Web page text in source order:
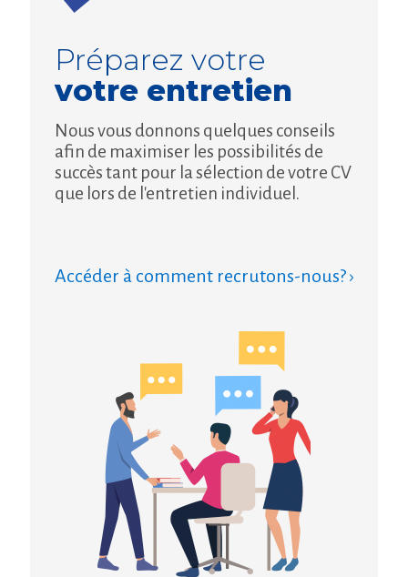
Préparez votre
votre entretien
Nous vous donnons quelques conseils
afin de maximiser les possibilités de
succès tant pour la sélection de votre CV
que lors de l'entretien individuel.
Accéder à comment recrutons-nous? ›